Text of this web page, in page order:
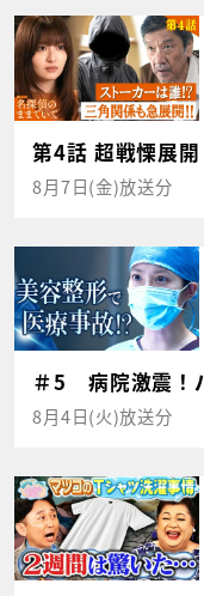
第4話 超戦慄展開
8月7日(金)放送分
＃5 病院激震！
8月4日(火)放送分